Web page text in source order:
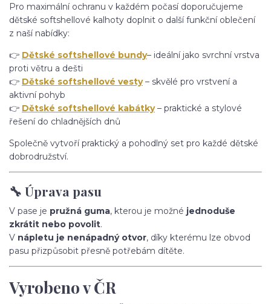
Pro maximální ochranu v každém počasí doporučujeme
dětské softshellové kalhoty doplnit o další funkční oblečení
z naší nabídky:
👉 Dětské softshellové bundy– ideální jako svrchní vrstva
proti větru a dešti
👉 Dětské softshellové vesty– skvělé pro vrstvení a
aktivní pohyb
👉 Dětské softshellové kabátky– praktické a stylové
řešení do chladnějších dnů
Společně vytvoří praktický a pohodlný set pro každé dětské
dobrodružství.
🔧 Úprava pasu
V pase je pružná guma, kterou je možné jednoduše
zkrátit nebo povolit.
V nápletu je nenápadný otvor, díky kterému lze obvod
pasu přizpůsobit přesně potřebám dítěte.
Vyrobeno v ČR